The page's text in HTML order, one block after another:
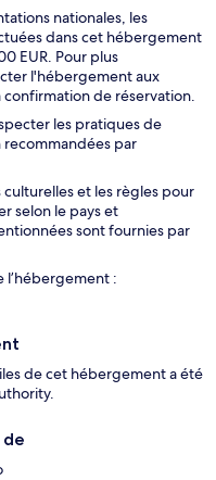
nationales, les
dans cet hébergement
EUR. Pour plus
l'hébergement aux
de réservation.
les pratiques de
par
et les règles pour
selon le pays et
sont fournies par
l’hébergement :
de cet hébergement a été
de